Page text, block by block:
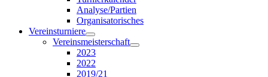
Analyse/Partien
Organisatorisches
Vereinsturniere
Vereinsmeisterschaft
2023
2022
2019/21